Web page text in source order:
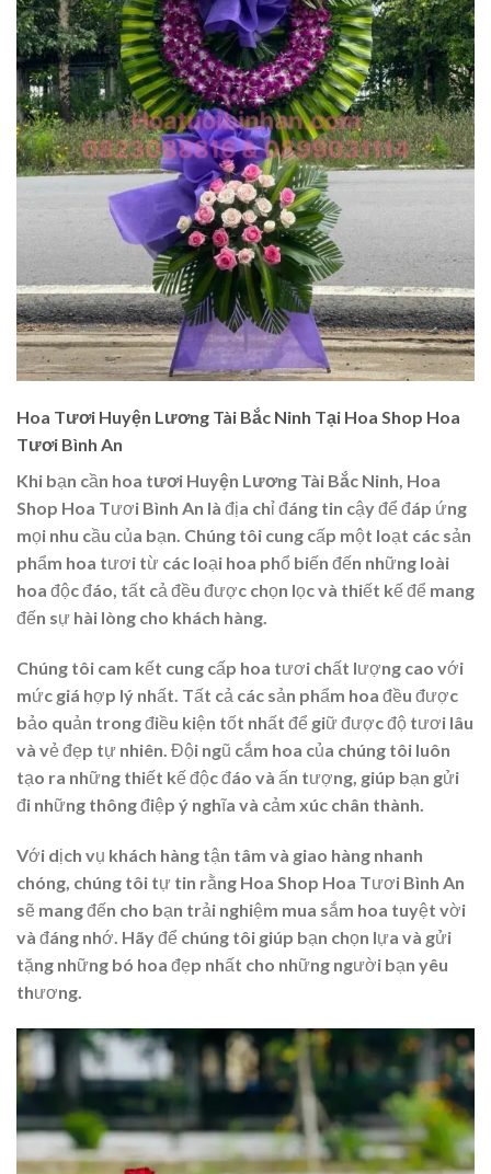
Hoa Tươi Huyện Lương Tài Bắc Ninh Tại Hoa Shop Hoa
Tươi Bình An
Khi bạn cần hoa tươi Huyện Lương Tài Bắc Ninh, Hoa
Shop Hoa Tươi Bình An là địa chỉ đáng tin cậy để đáp ứng
mọi nhu cầu của bạn. Chúng tôi cung cấp một loạt các sản
phẩm hoa tươi từ các loại hoa phổ biến đến những loài
hoa độc đáo, tất cả đều được chọn lọc và thiết kế để mang
đến sự hài lòng cho khách hàng.
Chúng tôi cam kết cung cấp hoa tươi chất lượng cao với
mức giá hợp lý nhất. Tất cả các sản phẩm hoa đều được
bảo quản trong điều kiện tốt nhất để giữ được độ tươi lâu
và vẻ đẹp tự nhiên. Đội ngũ cắm hoa của chúng tôi luôn
tạo ra những thiết kế độc đáo và ấn tượng, giúp bạn gửi
đi những thông điệp ý nghĩa và cảm xúc chân thành.
Với dịch vụ khách hàng tận tâm và giao hàng nhanh
chóng, chúng tôi tự tin rằng Hoa Shop Hoa Tươi Bình An
sẽ mang đến cho bạn trải nghiệm mua sắm hoa tuyệt vời
và đáng nhớ. Hãy để chúng tôi giúp bạn chọn lựa và gửi
tặng những bó hoa đẹp nhất cho những người bạn yêu
thương.